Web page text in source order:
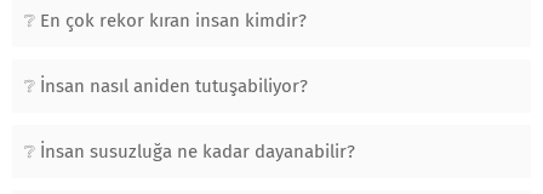
En çok rekor kıran insan kimdir?
İnsan nasıl aniden tutuşabiliyor?
İnsan susuzluğa ne kadar dayanabilir?